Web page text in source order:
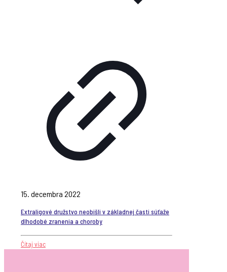
15. decembra 2022
Extraligové družstvo neobišli v základnej časti súťaže
dlhodobé zranenia a choroby
Čítaj viac